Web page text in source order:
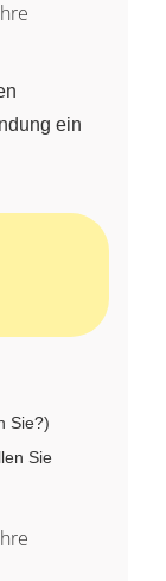
ein
Sie?)
Sie